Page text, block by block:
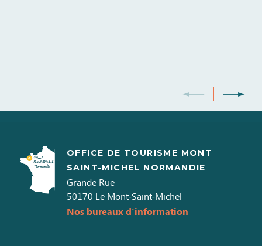
OFFICE DE TOURISME MONT
SAINT-MICHEL NORMANDIE
Grande Rue
50170 Le Mont-Saint-Michel
Nos bureaux d'information